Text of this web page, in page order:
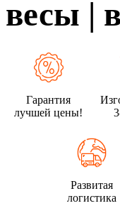
весы |
Гарантия
лучшей цены!
Развитая
логистика